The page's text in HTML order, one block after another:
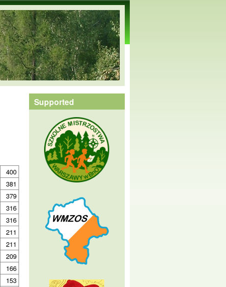
400
381
379
316
316
211
211
209
166
153
Supported